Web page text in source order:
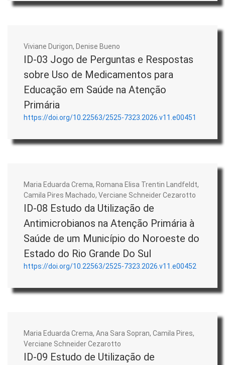
Viviane Durigon, Denise Bueno
ID-03 Jogo de Perguntas e Respostas
sobre Uso de Medicamentos para
Educação em Saúde na Atenção
Primária
https://doi.org/10.22563/2525-7323.2026.v11.e00451
Maria Eduarda Crema, Romana Elisa Trentin Landfeldt,
Camila Pires Machado, Verciane Schneider Cezarotto
ID-08 Estudo da Utilização de
Antimicrobianos na Atenção Primária à
Saúde de um Município do Noroeste do
Estado do Rio Grande Do Sul
https://doi.org/10.22563/2525-7323.2026.v11.e00452
Maria Eduarda Crema, Ana Sara Sopran, Camila Pires,
Verciane Schneider Cezarotto
ID-09 Estudo de Utilização de